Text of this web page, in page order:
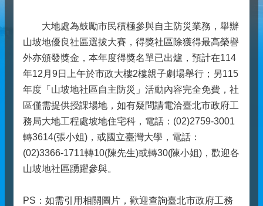
大地處為鼓勵市民積極參與自主防災業務，舉辦
山坡地優良社區選拔大賽，得獎社區除獲得最高榮譽
外亦頒發獎金，本年度得獎名單已出爐，預計在114
年12月9日上午於市政大樓2樓親子劇場舉行；另115
年度「山坡地社區自主防災」活動內容完全免費，社
區僅需提供授課場地，如有疑問請電洽臺北市政府工
務局大地工程處坡地住宅科，電話：(02)2759-3001
轉3614(張小姐)，或國立臺灣大學，電話：
(02)3366-1711轉10(陳先生)或轉30(陳小姐)，歡迎各
山坡地社區踴躍參與。
PS：如需引用相關圖片，歡迎查詢臺北市政府工務